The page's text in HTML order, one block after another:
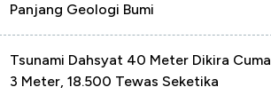
Panjang Geologi Bumi
Tsunami Dahsyat 40 Meter Dikira Cuma
3 Meter, 18.500 Tewas Seketika